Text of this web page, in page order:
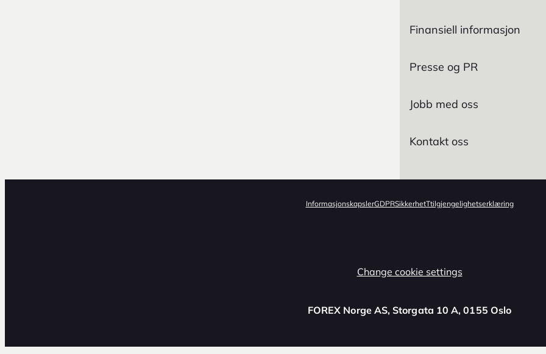
Finansiell informasjon
Presse og PR
Jobb med oss
Kontakt oss
InformasjonskapslerGDPRSikkerhetTtilgjengelighetserklæring
Change cookie settings
FOREX Norge AS, Storgata 10 A, 0155 Oslo